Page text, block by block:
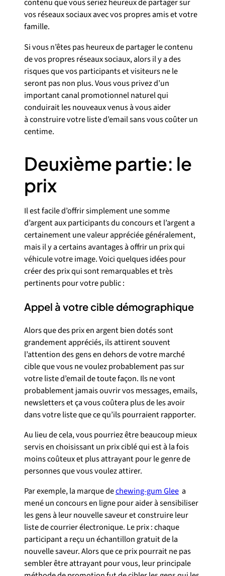
contenu que vous seriez heureux de partager sur
vos réseaux sociaux avec vos propres amis et votre
famille.
Si vous n’êtes pas heureux de partager le contenu
de vos propres réseaux sociaux, alors il y a des
risques que vos participants et visiteurs ne le
seront pas non plus. Vous vous privez d’un
important canal promotionnel naturel qui
conduirait les nouveaux venus à vous aider
à construire votre liste d’email sans vous coûter un
centime.
Deuxième partie: le
prix
Il est facile d’offrir simplement une somme
d’argent aux participants du concours et l’argent a
certainement une valeur appréciée généralement,
mais il y a certains avantages à offrir un prix qui
véhicule votre image. Voici quelques idées pour
créer des prix qui sont remarquables et très
pertinents pour votre public :
Appel à votre cible démographique
Alors que des prix en argent bien dotés sont
grandement appréciés, ils attirent souvent
l’attention des gens en dehors de votre marché
cible que vous ne voulez probablement pas sur
votre liste d’email de toute façon. Ils ne vont
probablement jamais ouvrir vos messages, emails,
newsletters et ça vous coûtera plus de les avoir
dans votre liste que ce qu’ils pourraient rapporter.
Au lieu de cela, vous pourriez être beaucoup mieux
servis en choisissant un prix ciblé qui est à la fois
moins coûteux et plus attrayant pour le genre de
personnes que vous voulez attirer.
Par exemple, la marque dechewing-gum Glee a
mené un concours en ligne pour aider à sensibiliser
les gens à leur nouvelle saveur et construire leur
liste de courrier électronique. Le prix : chaque
participant a reçu un échantillon gratuit de la
nouvelle saveur. Alors que ce prix pourrait ne pas
sembler être attrayant pour vous, leur principale